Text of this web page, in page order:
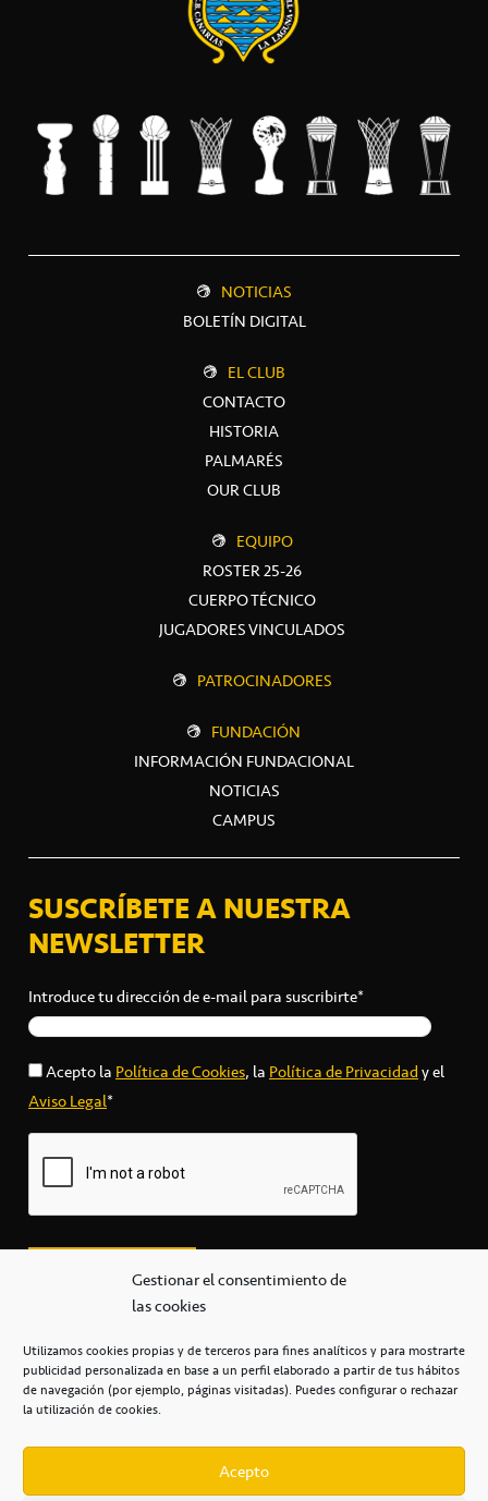
Gestionar el consentimiento de
las cookies
Utilizamos cookies propias y de terceros para fines analíticos y para mostrarte
publicidad personalizada en base a un perfil elaborado a partir de tus hábitos
de navegación (por ejemplo, páginas visitadas). Puedes configurar o rechazar
la utilización de cookies.
Acepto
NOTICIAS
BOLETÍN DIGITAL
EL CLUB
CONTACTO
HISTORIA
PALMARÉS
OUR CLUB
EQUIPO
ROSTER 25-26
CUERPO TÉCNICO
JUGADORES VINCULADOS
PATROCINADORES
FUNDACIÓN
INFORMACIÓN FUNDACIONAL
NOTICIAS
CAMPUS
SUSCRÍBETE A NUESTRA
NEWSLETTER
Introduce tu dirección de e-mail para suscribirte*
Acepto laPolítica de Cookies, laPolítica de Privacidady el
Aviso Legal*
secretaria@cbcanarias.es
+34 922 253 684
Casa del Deporte / 38108 – La Laguna